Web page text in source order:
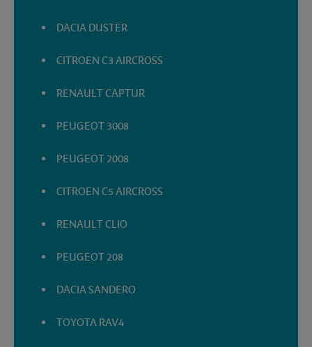
DACIA DUSTER
CITROEN C3 AIRCROSS
RENAULT CAPTUR
PEUGEOT 3008
PEUGEOT 2008
CITROEN C5 AIRCROSS
RENAULT CLIO
PEUGEOT 208
DACIA SANDERO
TOYOTA RAV4